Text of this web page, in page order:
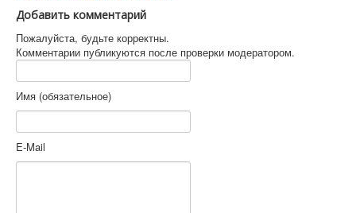
Добавить комментарий
Пожалуйста, будьте корректны.
Комментарии публикуются после проверки модератором.
Имя (обязательное)
E-Mail